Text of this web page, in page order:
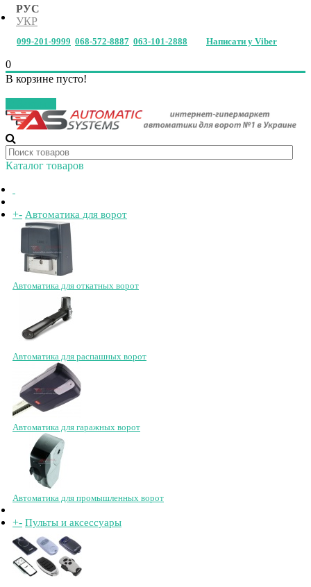
РУС
УКР
099-201-9999 068-572-8887 063-101-2888 Написати у Viber
0
В корзине пусто!
Каталог товаров
+- Автоматика для ворот
Автоматика для откатных ворот
Автоматика для распашных ворот
Автоматика для гаражных ворот
Автоматика для промышленных ворот
+- Пульты и аксессуары